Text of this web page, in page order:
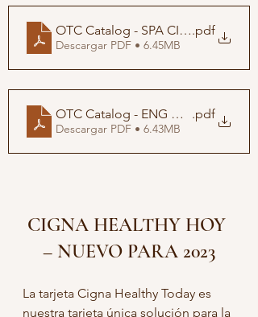
OTC Catalog - SPA CIGNA
.pdf
Descargar PDF • 6.45MB
OTC Catalog - ENG CIGNA
.pdf
Descargar PDF • 6.43MB
CIGNA HEALTHY HOY
– NUEVO PARA 2023
La tarjeta Cigna Healthy Today es
nuestra tarjeta única solución para la